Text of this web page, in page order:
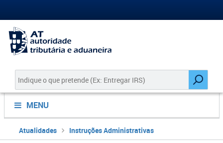
MENU
Atualidades Instruções Administrativas